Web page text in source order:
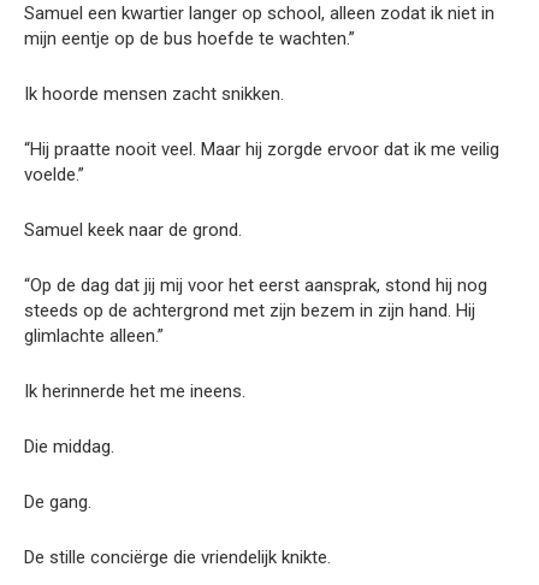
Samuel een kwartier langer op school, alleen zodat ik niet in
mijn eentje op de bus hoefde te wachten.”
Ik hoorde mensen zacht snikken.
“Hij praatte nooit veel. Maar hij zorgde ervoor dat ik me veilig
voelde.”
Samuel keek naar de grond.
“Op de dag dat jij mij voor het eerst aansprak, stond hij nog
steeds op de achtergrond met zijn bezem in zijn hand. Hij
glimlachte alleen.”
Ik herinnerde het me ineens.
Die middag.
De gang.
De stille conciërge die vriendelijk knikte.